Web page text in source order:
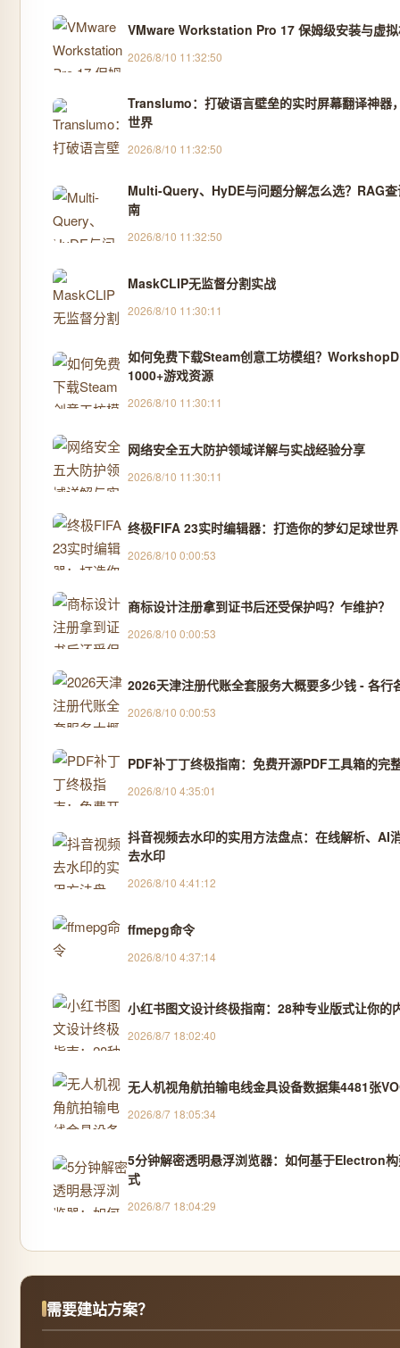
VMware Workstation Pro 17 保姆级安装与虚
2026/8/10 11:32:50
Translumo：打破语言壁垒的实时屏幕翻译神器
世界
2026/8/10 11:32:50
Multi-Query、HyDE与问题分解怎么选？RAG
南
2026/8/10 11:32:50
MaskCLIP无监督分割实战
2026/8/10 11:30:11
如何免费下载Steam创意工坊模组？
1000+游戏资源
2026/8/10 11:30:11
网络安全五大防护领域详解与实战经验分享
2026/8/10 11:30:11
终极FIFA 23实时编辑器：打造你的梦幻足球世界
2026/8/10 0:00:53
商标设计注册拿到证书后还受保护吗？乍维护？
2026/8/10 0:00:53
2026天津注册代账全套服务大概要多少钱 - 各行
2026/8/10 0:00:53
PDF补丁丁终极指南：免费开源PDF工具箱的完
2026/8/10 4:35:01
抖音视频去水印的实用方法盘点：在线解析、AI
去水印
2026/8/10 4:41:12
ffmepg命令
2026/8/10 4:37:14
小红书图文设计终极指南：28种专业版式让你的
2026/8/7 18:02:40
无人机视角航拍输电线金具设备数据集4481张
2026/8/7 18:05:34
5分钟解密透明悬浮浏览器：如何基于Electron
式
2026/8/7 18:04:29
需要建站方案？